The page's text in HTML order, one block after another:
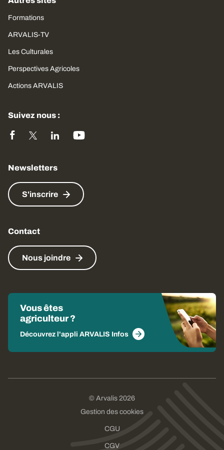
Formations
ARVALIS-TV
Les Culturales
Perspectives Agricoles
Actions ARVALIS
Suivez nous :
Newsletters
S'inscrire
Contact
Nous joindre
Vous êtes
agriculteur ?
Découvrez l'appli ARVALIS Infos
© Arvalis 2026
Gestion des cookies
CGU
CGV